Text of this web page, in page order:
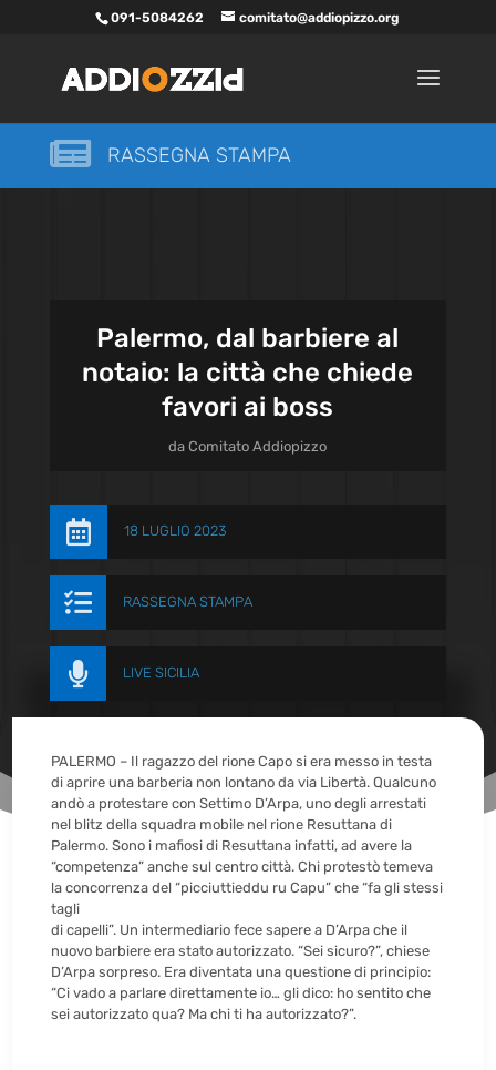
091-5084262 comitato@addiopizzo.org
 RASSEGNA STAMPA
Palermo, dal barbiere al
notaio: la città che chiede
favori ai boss
daComitato Addiopizzo
 18 LUGLIO 2023
 RASSEGNA STAMPA
 LIVE SICILIA
PALERMO – Il ragazzo del rione Capo si era messo in testa
di aprire una barberia non lontano da via Libertà. Qualcuno
andò a protestare con Settimo D’Arpa, uno degli arrestati
nel blitz della squadra mobile nel rione Resuttana di
Palermo. Sono i mafiosi di Resuttana infatti, ad avere la
“competenza” anche sul centro città. Chi protestò temeva
la concorrenza del “picciuttieddu ru Capu” che “fa gli stessi
tagli
di capelli”. Un intermediario fece sapere a D’Arpa che il
nuovo barbiere era stato autorizzato. “Sei sicuro?”, chiese
D’Arpa sorpreso. Era diventata una questione di principio:
“Ci vado a parlare direttamente io… gli dico: ho sentito che
sei autorizzato qua? Ma chi ti ha autorizzato?”.